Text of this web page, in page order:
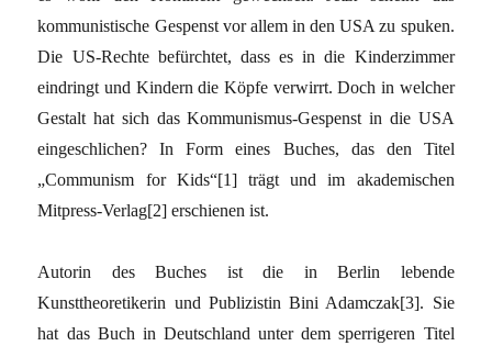
kommunistische Gespenst vor allem in den USA zu spuken.
Die US-Rechte befürchtet, dass es in die Kinderzimmer
eindringt und Kindern die Köpfe verwirrt. Doch in welcher
Gestalt hat sich das Kommunismus-Gespenst in die USA
eingeschlichen? In Form eines Buches, das den Titel
„Communism for Kids“[1] trägt und im akademischen
Mitpress-Verlag[2] erschienen ist.
Autorin des Buches ist die in Berlin lebende
Kunsttheoretikerin und Publizistin Bini Adamczak[3]. Sie
hat das Buch in Deutschland unter dem sperrigeren Titel